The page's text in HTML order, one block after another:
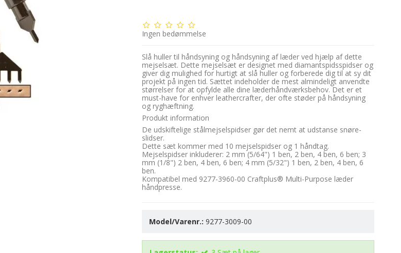
Ingen bedømmelse
Slå huller til håndsyning og håndsyning af læder ved hjælp af dette
mejselsæt. Dette mejselsæt er designet med diamantspidsspidser og
giver dig mulighed for hurtigt at slå huller og forberede dig til at sy dit
projekt på ingen tid. Sættet indeholder de mest almindeligt anvendte
størrelser for at opfylde alle dine læderhåndværksbehov. Det er et
must-have for enhver leathercrafter, der ofte støder på håndsyning
og ryghæftning.
Produkt information
De udskiftelige stålmejselspidser gør det nemt at udstanse snøre-
slidser.
Dette sæt kommer med 10 mejselspidser og 1 håndtag.
Mejselspidser inkluderer: 2 mm (5/64") 1 ben, 2 ben, 4 ben, 6 ben; 3
mm (1/8") 2 ben, 4 ben, 6 ben; 4 mm (5/32") 1 ben, 2 ben, 4 ben, 6
ben.
Kompatibel med 9277-3960-00 Craftplus® Multi-Purpose læder
håndpresse.
Model/Varenr.: 9277-3009-00